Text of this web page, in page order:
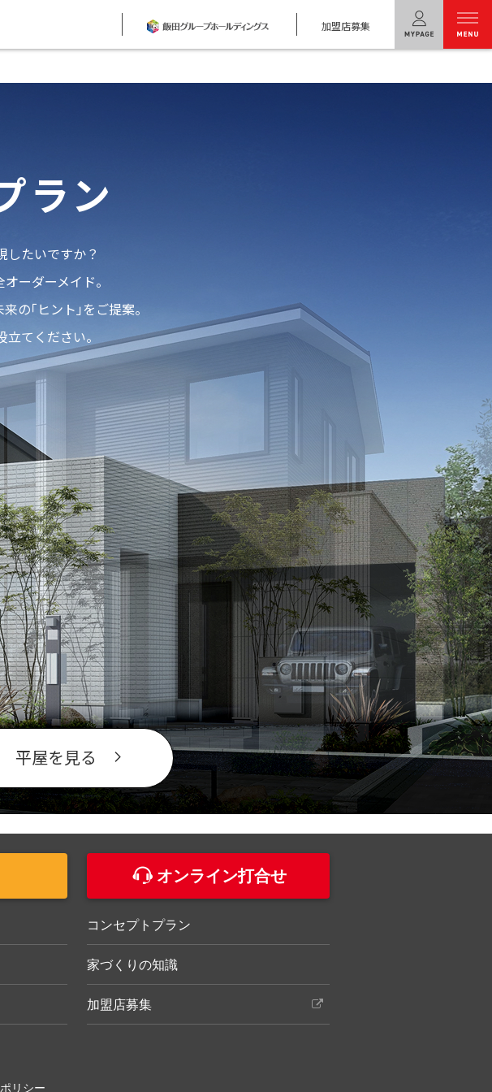
加盟店募集
キャンペーン・
家づくりの知識
企業情報
お問い合わせ
ラン
したいですか？
ーダーメイド。
の「ヒント」をご提案。
てください。
平屋を見る
オンライン打合せ
コンセプトプラン
家づくりの知識
加盟店募集
リシー